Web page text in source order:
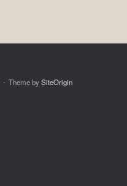
Theme bySiteOrigin